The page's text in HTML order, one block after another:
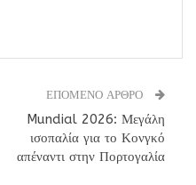
ΕΠΟΜΕΝΟ ΑΡΘΡΟ
Mundial 2026: Μεγάλη
ισοπαλία για το Κονγκό
απέναντι στην Πορτογαλία